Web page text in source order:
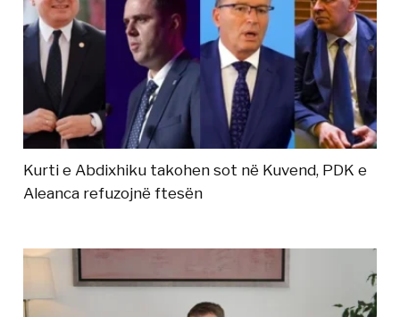
Kurti e Abdixhiku takohen sot në Kuvend, PDK e
Aleanca refuzojnë ftesën